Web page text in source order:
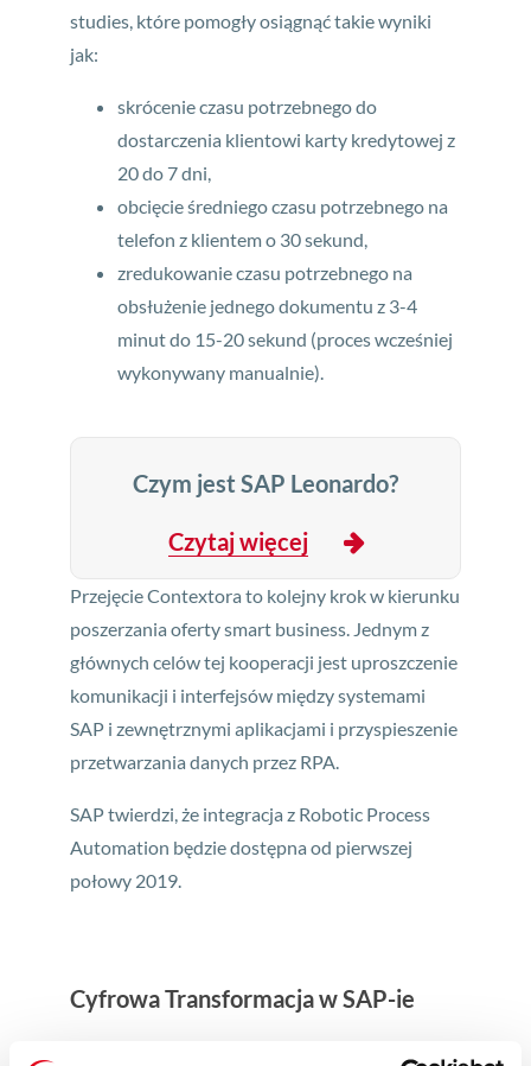
studies, które pomogły osiągnąć takie wyniki
jak:
skrócenie czasu potrzebnego do
dostarczenia klientowi karty kredytowej z
20 do 7 dni,
obcięcie średniego czasu potrzebnego na
telefon z klientem o 30 sekund,
zredukowanie czasu potrzebnego na
obsłużenie jednego dokumentu z 3-4
minut do 15-20 sekund (proces wcześniej
wykonywany manualnie).
Czym jest SAP Leonardo?
Czytaj więcej
Przejęcie Contextora to kolejny krok w kierunku
poszerzania oferty smart business. Jednym z
głównych celów tej kooperacji jest uproszczenie
komunikacji i interfejsów między systemami
SAP i zewnętrznymi aplikacjami i przyspieszenie
przetwarzania danych przez RPA.
SAP twierdzi, że integracja z Robotic Process
Automation będzie dostępna od pierwszej
połowy 2019.
Cyfrowa Transformacja w SAP-ie